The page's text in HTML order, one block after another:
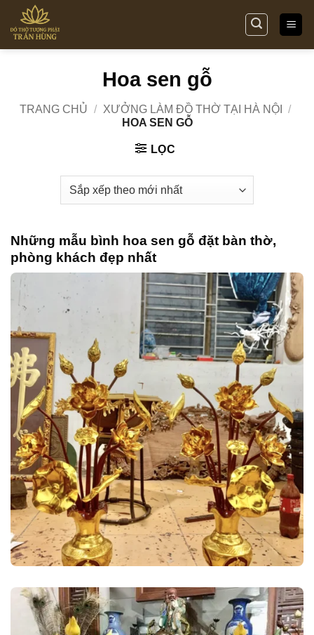
qua
nội
Hoa sen gỗ
TRANG CHỦ / XƯỞNG LÀM ĐỒ THỜ TẠI HÀ NỘI
/
HOA SEN GỖ
LỌC
Những mẫu bình hoa sen gỗ đặt bàn thờ,
phòng khách đẹp nhất